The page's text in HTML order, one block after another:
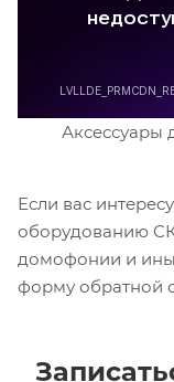
Аксессуары
Если вас
оборудованию
домофонии и
форму обратной